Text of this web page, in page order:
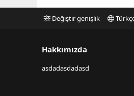
Değiştir genişlik
Hakkımızda
asdadasdadasd